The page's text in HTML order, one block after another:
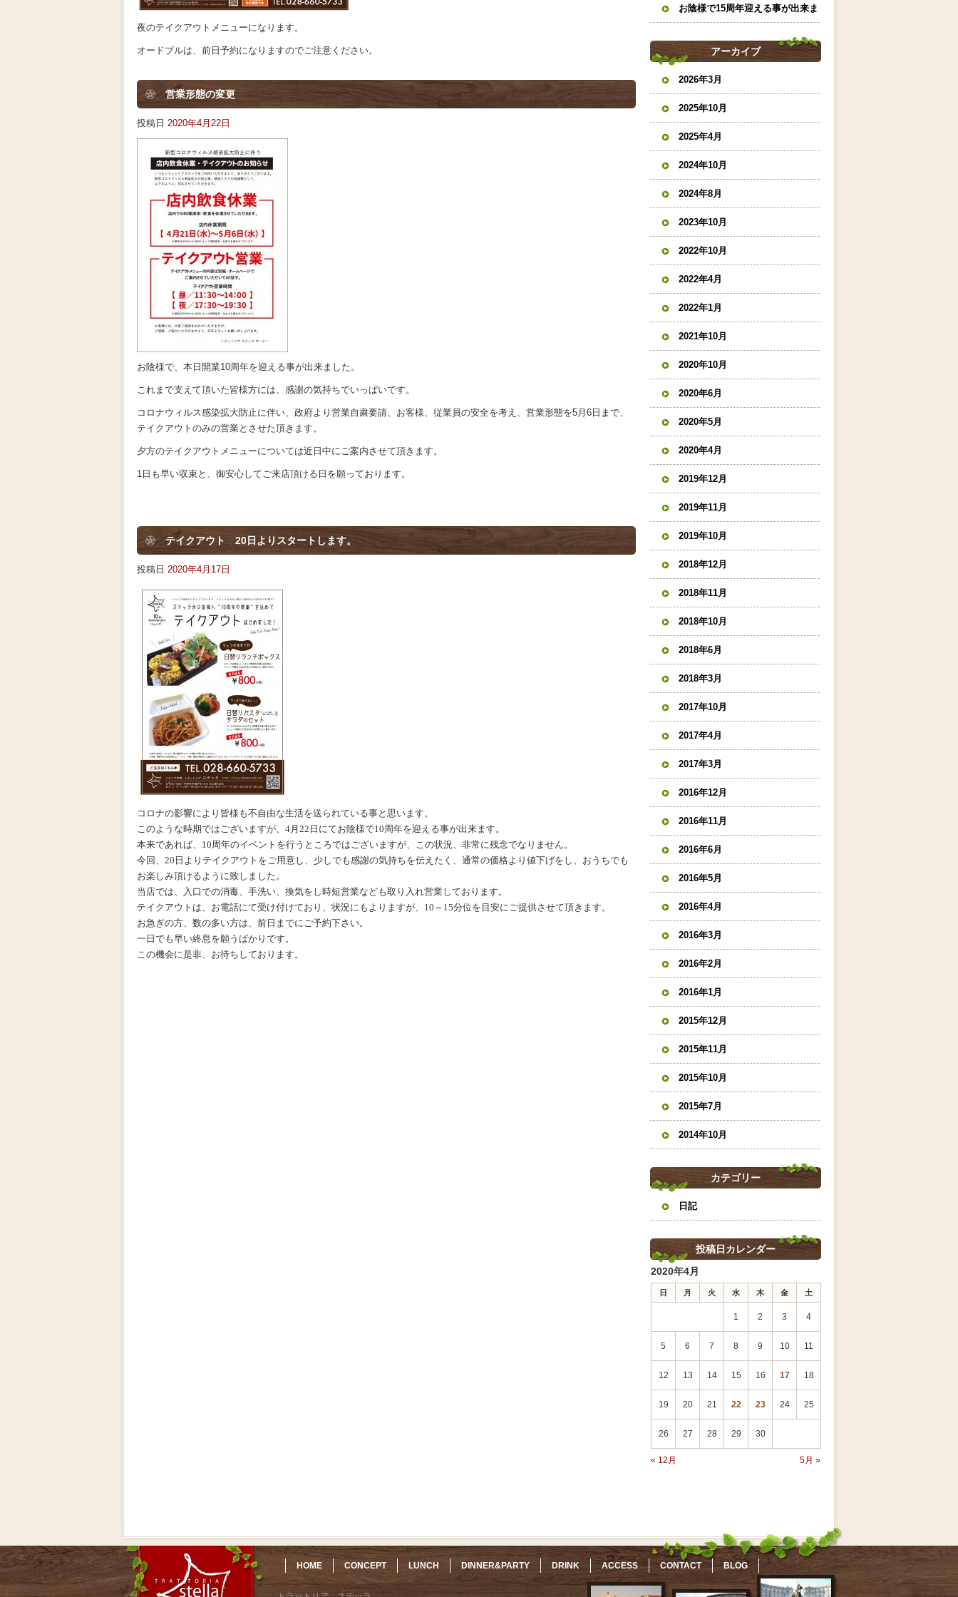
夜のテイクアウトメニューになります。
オードブルは、前日予約になりますのでご注意ください。
営業形態の変更
投稿日 2020年4月22日
お陰様で、本日開業10周年を迎える事が出来ました。
これまで支えて頂いた皆様方には、感謝の気持ちでいっぱいです。
コロナウィルス感染拡大防止に伴い、政府より営業自粛要請、お客様、従業員の安全を考え、営業形態を5月6日まで、
テイクアウトのみの営業とさせた頂きます。
夕方のテイクアウトメニューについては近日中にご案内させて頂きます。
1日も早い収束と、御安心してご来店頂ける日を願っております。
テイクアウト 20日よりスタートします。
投稿日 2020年4月17日
コロナの影響により皆様も不自由な生活を送られている事と思います。
このような時期ではございますが、4月22日にてお陰様で10周年を迎える事が出来ます。
本来であれば、10周年のイベントを行うところではございますが、この状況、非常に残念でなりません。
今回、20日よりテイクアウトをご用意し、少しでも感謝の気持ちを伝えたく、通常の価格より値下げをし、おうちでも
お楽しみ頂けるように致しました。
当店では、入口での消毒、手洗い、換気をし時短営業なども取り入れ営業しております。
テイクアウトは、お電話にて受け付けており、状況にもよりますが、10～15分位を目安にご提供させて頂きます。
お急ぎの方、数の多い方は、前日までにご予約下さい。
一日でも早い終息を願うばかりです。
この機会に是非、お待ちしております。
お陰様で15周年迎える事が出来ま
アーカイブ
2026年3月
2025年10月
2025年4月
2024年10月
2024年8月
2023年10月
2022年10月
2022年4月
2022年1月
2021年10月
2020年10月
2020年6月
2020年5月
2020年4月
2019年12月
2019年11月
2019年10月
2018年12月
2018年11月
2018年10月
2018年6月
2018年3月
2017年10月
2017年4月
2017年3月
2016年12月
2016年11月
2016年6月
2016年5月
2016年4月
2016年3月
2016年2月
2016年1月
2015年12月
2015年11月
2015年10月
2015年7月
2014年10月
カテゴリー
日記
投稿日カレンダー
2020年4月
日 月 火 水 木 金 土
« 12月 5月 »
1 2 3 4
5 6 7 8 9 10 11
12 13 14 15 16 17 18
19 20 21 22 23 24 25
26 27 28 29 30
HOME CONCEPT LUNCH DINNER&PARTY DRINK ACCESS CONTACT BLOG